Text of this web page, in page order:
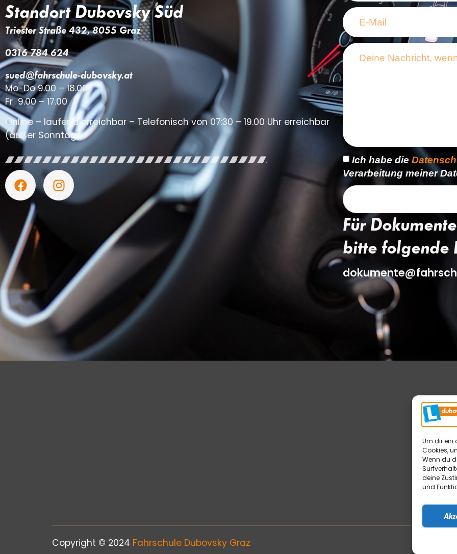
Um dir ein
Cookies,
Wenn du
deine
und
Standort Dubovsky Süd
Triester Straße 432, 8055 Graz
0316 784 624
sued@fahrschule-dubovsky.at
Mo-Do 9.00 – 18.00
Fr 9.00 – 17.00
Online – laufend erreichbar – Telefonisch von 07:30 – 19.00 Uhr erreichbar
(außer Sonntag)
Ich habe die
Verarbeitung meiner
Für
bitte folgende
Copyright © 2024 Fahrschule Dubovsky Graz